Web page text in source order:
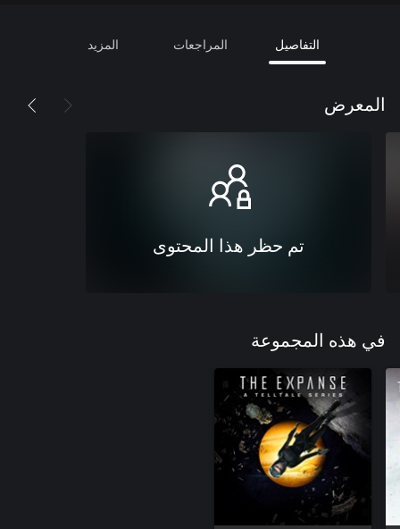
التفاصيل المراجعات المزيد
المعرض
تم حظر هذا المحتوى
في هذه المجموعة